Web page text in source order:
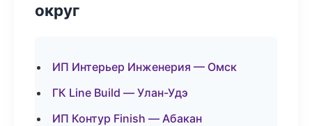
округ
ИП Интерьер Инженерия — Омск
ГК Line Build — Улан-Удэ
ИП Контур Finish — Абакан